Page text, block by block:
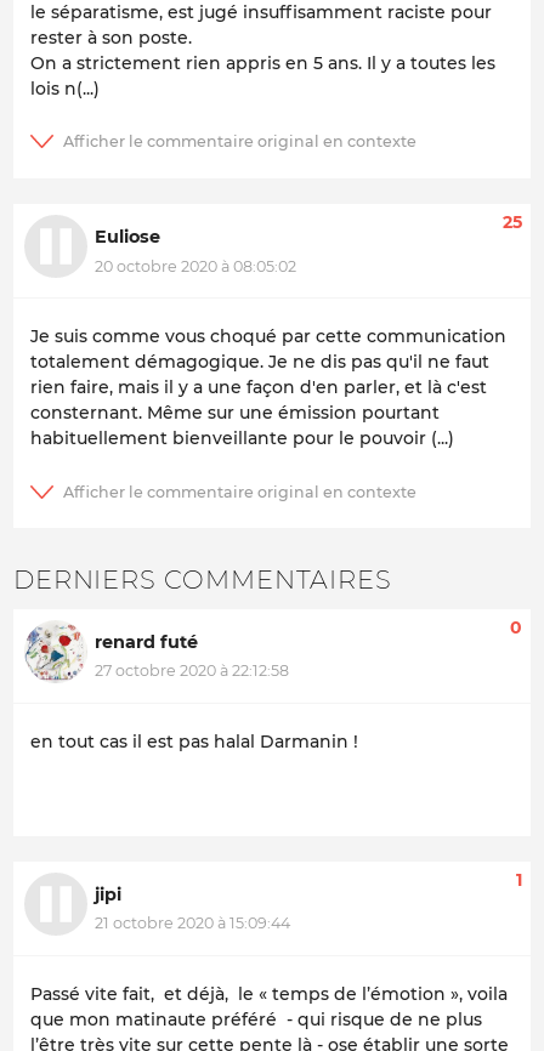
le séparatisme, est jugé insuffisamment raciste pour
rester à son poste.
On a strictement rien appris en 5 ans. Il y a toutes les
lois n(...)
Euliose
20 octobre 2020 à 08:05:02
25
Je suis comme vous choqué par cette communication
totalement démagogique. Je ne dis pas qu'il ne faut
rien faire, mais il y a une façon d'en parler, et là c'est
consternant. Même sur une émission pourtant
habituellement bienveillante pour le pouvoir (...)
DERNIERS COMMENTAIRES
renard futé
27 octobre 2020 à 22:12:58
0
en tout cas il est pas halal Darmanin !
jipi
21 octobre 2020 à 15:09:44
1
Passé vite fait, et déjà, le « temps de l’émotion », voila
que mon matinaute préféré - qui risque de ne plus
l’être très vite sur cette pente là - ose établir une sorte